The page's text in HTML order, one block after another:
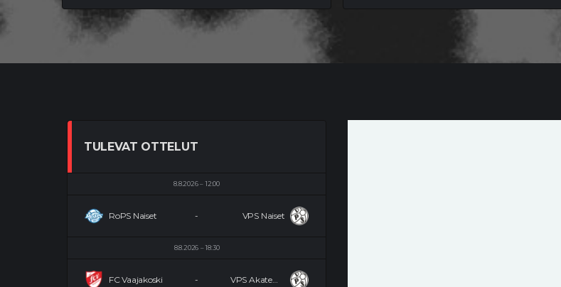
TULEVAT OTTELUT
8.8.2026 12:00
RoPS Naiset VPS Naiset
-
8.8.2026 18:30
FC Vaajakoski VPS Akatemia
-